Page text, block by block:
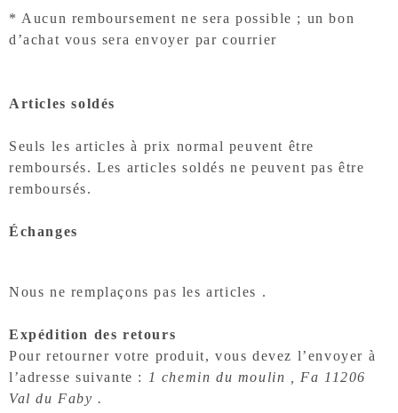
* Aucun remboursement ne sera possible ; un bon
d’achat vous sera envoyer par courrier
Articles soldés
Seuls les articles à prix normal peuvent être
remboursés. Les articles soldés ne peuvent pas être
remboursés.
Échanges
Nous ne remplaçons pas les articles .
Expédition des retours
Pour retourner votre produit, vous devez l’envoyer à
l’adresse suivante :
1 chemin du moulin , Fa 11206
Val du Faby .